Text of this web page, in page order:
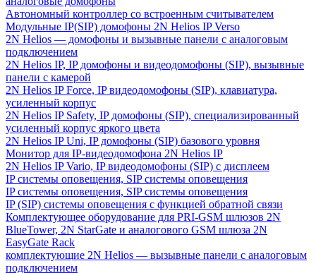
Автономный контроллер со встроенным считывателем
Модульные IP(SIP) домофоны 2N Helios IP Verso
2N Helios — домофоны и вызывные панели с аналоговым
подключением
2N Helios IP, IP домофоны и видеодомофоны (SIP), вызывные
панели с камерой
2N Helios IP Force, IP видеодомофоны (SIP), клавиатура,
усиленный корпус
2N Helios IP Safety, IP домофоны (SIP), специализированный
усиленный корпус яркого цвета
2N Helios IP Uni, IP домофоны (SIP) базового уровня
Монитор для IP-видеодомофона 2N Helios IP
2N Helios IP Vario, IP видеодомофоны (SIP) с дисплеем
IP системы оповещения, SIP системы оповещения
IP системы оповещения, SIP системы оповещения
IP (SIP) системы оповещения с функцией обратной связи
Комплектующее оборудование для PRI-GSM шлюзов 2N
BlueTower, 2N StarGate и аналогового GSM шлюза 2N
EasyGate Rack
комплектующие 2N Helios — вызывные панели с аналоговым
подключением